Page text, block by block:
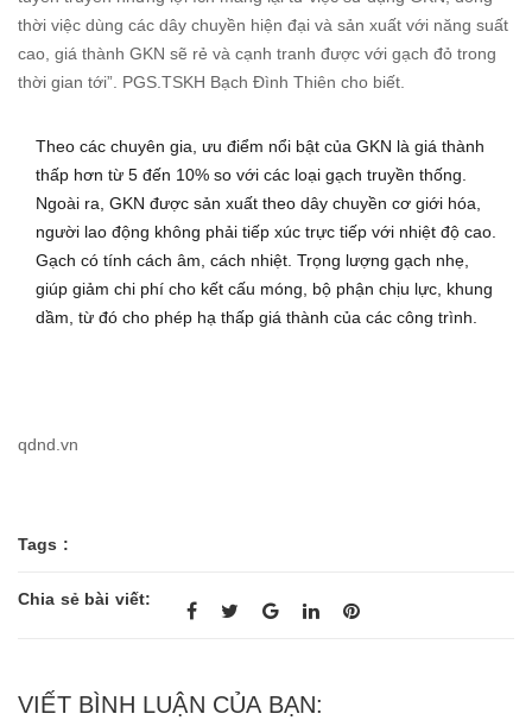
thời việc dùng các dây chuyền hiện đại và sản xuất với năng suất
cao, giá thành GKN sẽ rẻ và cạnh tranh được với gạch đỏ trong
thời gian tới”. PGS.TSKH Bạch Đình Thiên cho biết.
Theo các chuyên gia, ưu điểm nổi bật của GKN là giá thành
thấp hơn từ 5 đến 10% so với các loại gạch truyền thống.
Ngoài ra, GKN được sản xuất theo dây chuyền cơ giới hóa,
người lao động không phải tiếp xúc trực tiếp với nhiệt độ cao.
Gạch có tính cách âm, cách nhiệt. Trọng lượng gạch nhẹ,
giúp giảm chi phí cho kết cấu móng, bộ phận chịu lực, khung
dầm, từ đó cho phép hạ thấp giá thành của các công trình.
qdnd.vn
Tags :
Chia sẻ bài viết:
VIẾT BÌNH LUẬN CỦA BẠN: